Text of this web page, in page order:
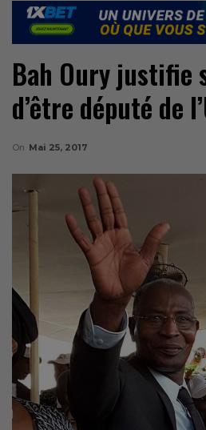
Bah Oury justifie
d’être député de
On Mai 25, 2017